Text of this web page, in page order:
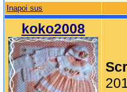
Inapoi sus
koko2008